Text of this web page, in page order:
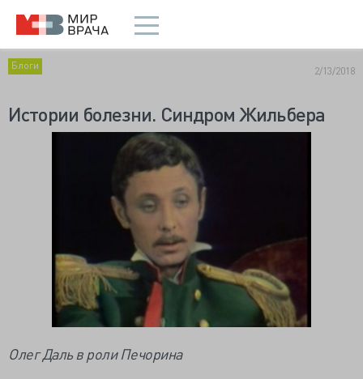
Блоги 2/13/2018
Истории болезни. Синдром Жильбера
Олег Даль в роли Печорина